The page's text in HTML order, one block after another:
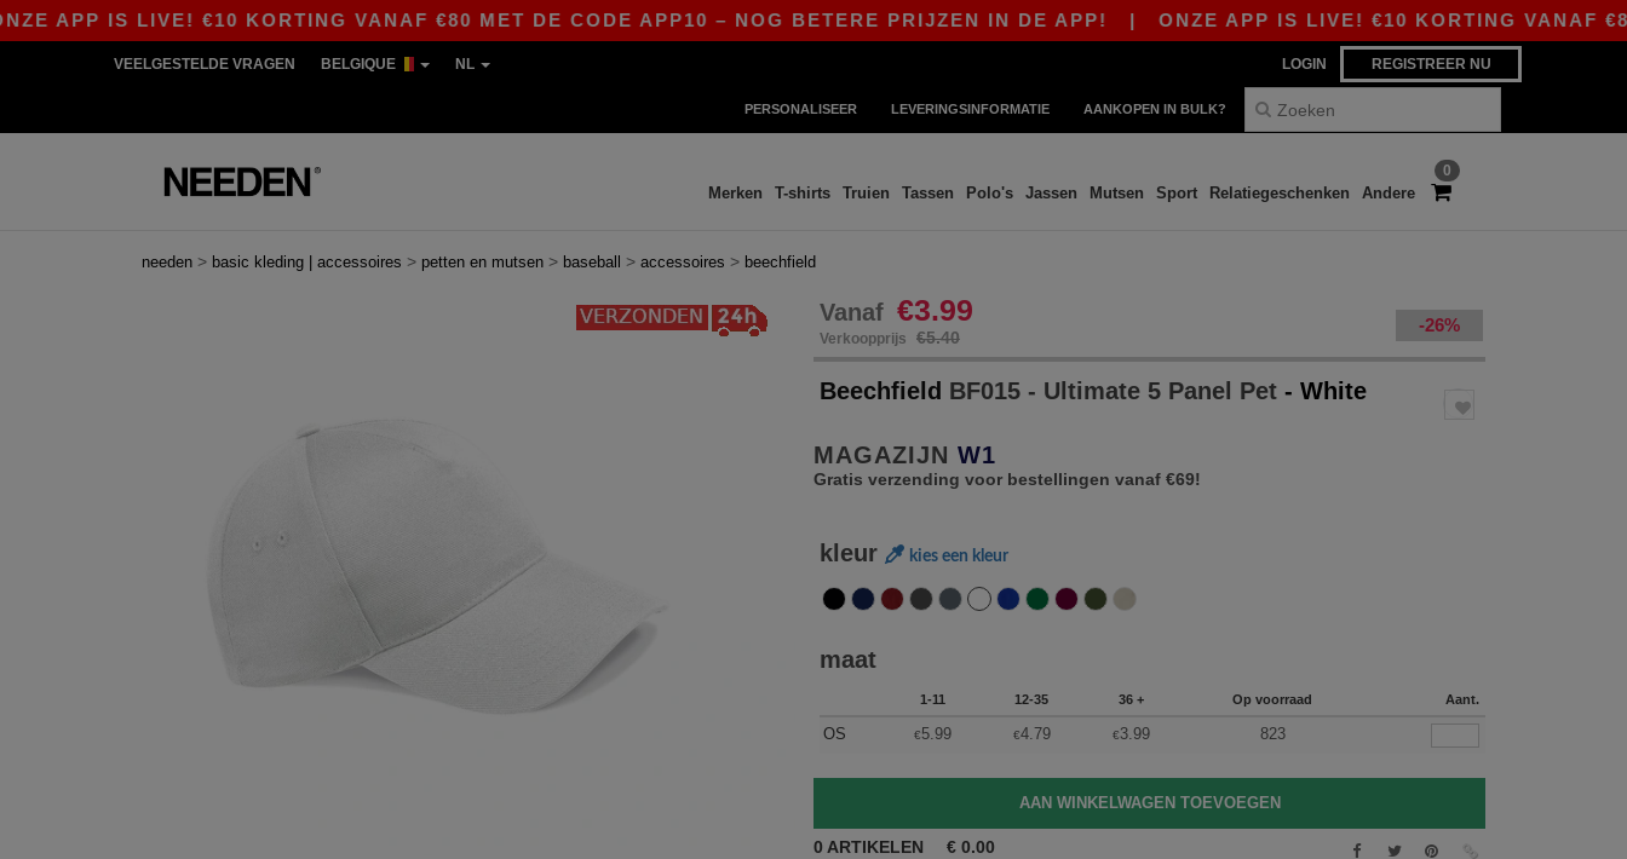
IS LIVE! €10 KORTING VANAF €80 MET DE CODE APP10 – NOG BETERE PRIJZEN IN DE APP!|ONZE APP IS LIVE! €10 KORTING VANAF €80
LOGIN REGISTREER NU
VEELGESTELDE VRAGEN BELGIQUE NL
PERSONALISEER LEVERINGSINFORMATIE AANKOPEN IN BULK?
0
Merken T-shirts Truien Tassen Polo's Jassen Mutsen Sport Relatiegeschenken Andere
needen > basic kleding | accessoires > petten en mutsen > baseball > accessoires > beechfield
Previous
Next
Vanaf €3.99
Verkoopprijs €5.40
-26%
Beechfield BF015 - Ultimate 5 Panel Pet - White
MAGAZIJN W1
Gratis verzending voor bestellingen vanaf €69!
kleur kies een kleur
maat
1-11 12-35 36 + Op voorraad Aant.
OS €5.99 €4.79 €3.99 823
0 ARTIKELEN € 0.00